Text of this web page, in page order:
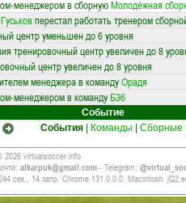
менеджером в сборнуюМолодёжная
перестал работать тренером
центр уменьшен до 6 уровня
тренировочный центр увеличен до 8
центр увеличен до 8 уровня
менеджера в командуОрадя
менеджером в командуБ36
Событие
События Команды Сборные
2026 virtualsoccer.info
alkarpuk@gmail.com- Telegram:
сек., 14 запр. Chrome 131.0.0.0. Macintosh.